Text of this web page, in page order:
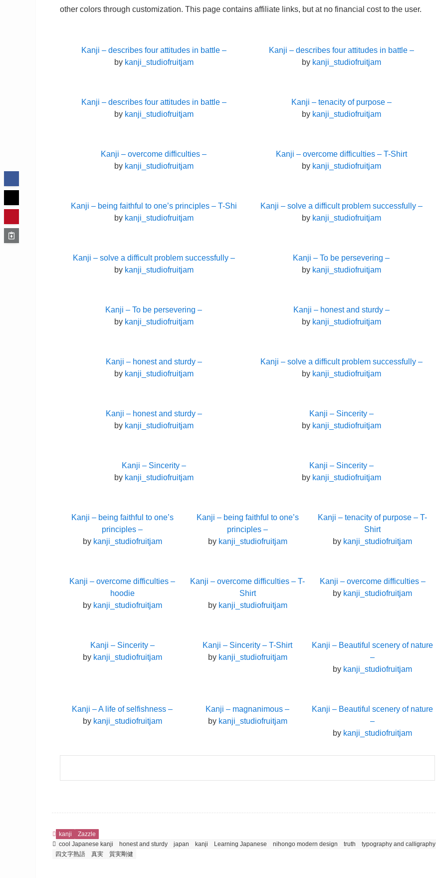
other colors through customization. This page contains affiliate links, but at no financial cost to the user.
Kanji – describes four attitudes in battle –
by kanji_studiofruitjam
Kanji – describes four attitudes in battle –
by kanji_studiofruitjam
Kanji – describes four attitudes in battle –
by kanji_studiofruitjam
Kanji – tenacity of purpose –
by kanji_studiofruitjam
Kanji – overcome difficulties –
by kanji_studiofruitjam
Kanji – overcome difficulties – T-Shirt
by kanji_studiofruitjam
Kanji – being faithful to one’s principles – T-Shi
by kanji_studiofruitjam
Kanji – solve a difficult problem successfully –
by kanji_studiofruitjam
Kanji – solve a difficult problem successfully –
by kanji_studiofruitjam
Kanji – To be persevering –
by kanji_studiofruitjam
Kanji – To be persevering –
by kanji_studiofruitjam
Kanji – honest and sturdy –
by kanji_studiofruitjam
Kanji – honest and sturdy –
by kanji_studiofruitjam
Kanji – solve a difficult problem successfully –
by kanji_studiofruitjam
Kanji – honest and sturdy –
by kanji_studiofruitjam
Kanji – Sincerity –
by kanji_studiofruitjam
Kanji – Sincerity –
by kanji_studiofruitjam
Kanji – Sincerity –
by kanji_studiofruitjam
Kanji – being faithful to one’s
principles –
by kanji_studiofruitjam
Kanji – being faithful to one’s
principles –
by kanji_studiofruitjam
Kanji – tenacity of purpose – T-
Shirt
by kanji_studiofruitjam
Kanji – overcome difficulties –
hoodie
by kanji_studiofruitjam
Kanji – overcome difficulties – T-
Shirt
by kanji_studiofruitjam
Kanji – overcome difficulties –
by kanji_studiofruitjam
Kanji – Sincerity –
by kanji_studiofruitjam
Kanji – Sincerity – T-Shirt
by kanji_studiofruitjam
Kanji – Beautiful scenery of nature
–
by kanji_studiofruitjam
Kanji – A life of selfishness –
by kanji_studiofruitjam
Kanji – magnanimous –
by kanji_studiofruitjam
Kanji – Beautiful scenery of nature
–
by kanji_studiofruitjam
kanji
Zazzle
cool Japanese kanji
honest and sturdy japan kanji Learning Japanese nihongo modern design truth
typography and calligraphy
四文字熟語
真実 質実剛健